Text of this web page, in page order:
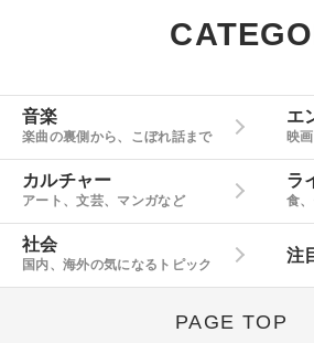
音楽
楽曲の裏側から、こぼれ話まで
エ
映
カルチャー
アート、文芸、マンガなど
ラ
食
社会
国内、海外の気になるトピック
注
PAGE TOP